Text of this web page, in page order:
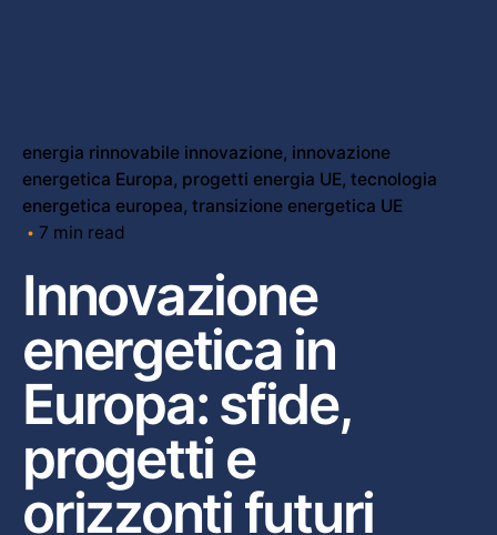
energia rinnovabile innovazione innovazione
energetica Europa progetti energia UE tecnologia
energetica europea transizione energetica UE
7 min read
Innovazione
energetica in
Europa: sfide,
progetti e
orizzonti futuri